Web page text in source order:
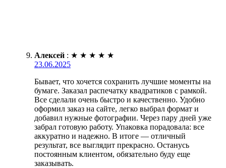
Алексей : ★ ★ ★ ★ ★
23.06.2025
Бывает, что хочется сохранить лучшие моменты на
бумаге. Заказал распечатку квадратиков с рамкой.
Все сделали очень быстро и качественно. Удобно
оформил заказ на сайте, легко выбрал формат и
добавил нужные фотографии. Через пару дней уже
забрал готовую работу. Упаковка порадовала: все
аккуратно и надежно. В итоге — отличный
результат, все выглядит прекрасно. Останусь
постоянным клиентом, обязательно буду еще
заказывать.